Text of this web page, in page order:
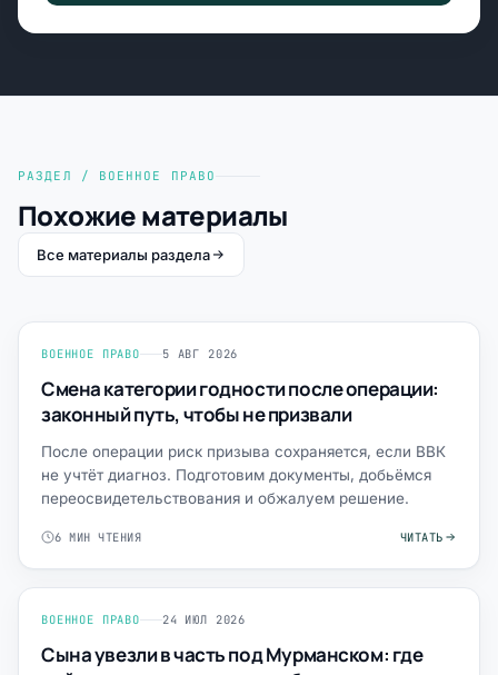
РАЗДЕЛ / ВОЕННОЕ ПРАВО
Похожие материалы
Все материалы раздела
ВОЕННОЕ ПРАВО 5 АВГ 2026
Смена категории годности после операции:
законный путь, чтобы не призвали
После операции риск призыва сохраняется, если ВВК
не учтёт диагноз. Подготовим документы, добьёмся
переосвидетельствования и обжалуем решение.
6 МИН ЧТЕНИЯ ЧИТАТЬ
ВОЕННОЕ ПРАВО 24 ИЮЛ 2026
Сына увезли в часть под Мурманском: где